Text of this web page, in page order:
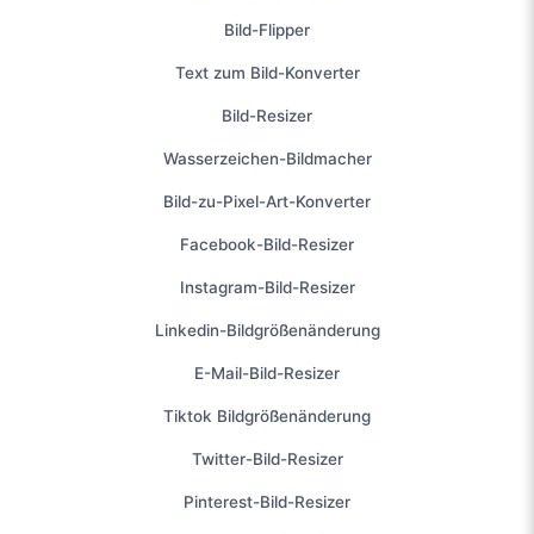
Bild-Flipper
Text zum Bild-Konverter
Bild-Resizer
Wasserzeichen-Bildmacher
Bild-zu-Pixel-Art-Konverter
Facebook-Bild-Resizer
Instagram-Bild-Resizer
Linkedin-Bildgrößenänderung
E-Mail-Bild-Resizer
Tiktok Bildgrößenänderung
Twitter-Bild-Resizer
Pinterest-Bild-Resizer